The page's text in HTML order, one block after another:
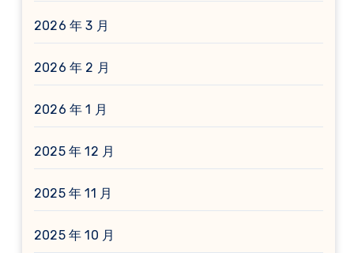
2026 年 3 月
2026 年 2 月
2026 年 1 月
2025 年 12 月
2025 年 11 月
2025 年 10 月